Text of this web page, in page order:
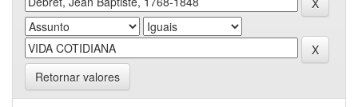
Retornar valores